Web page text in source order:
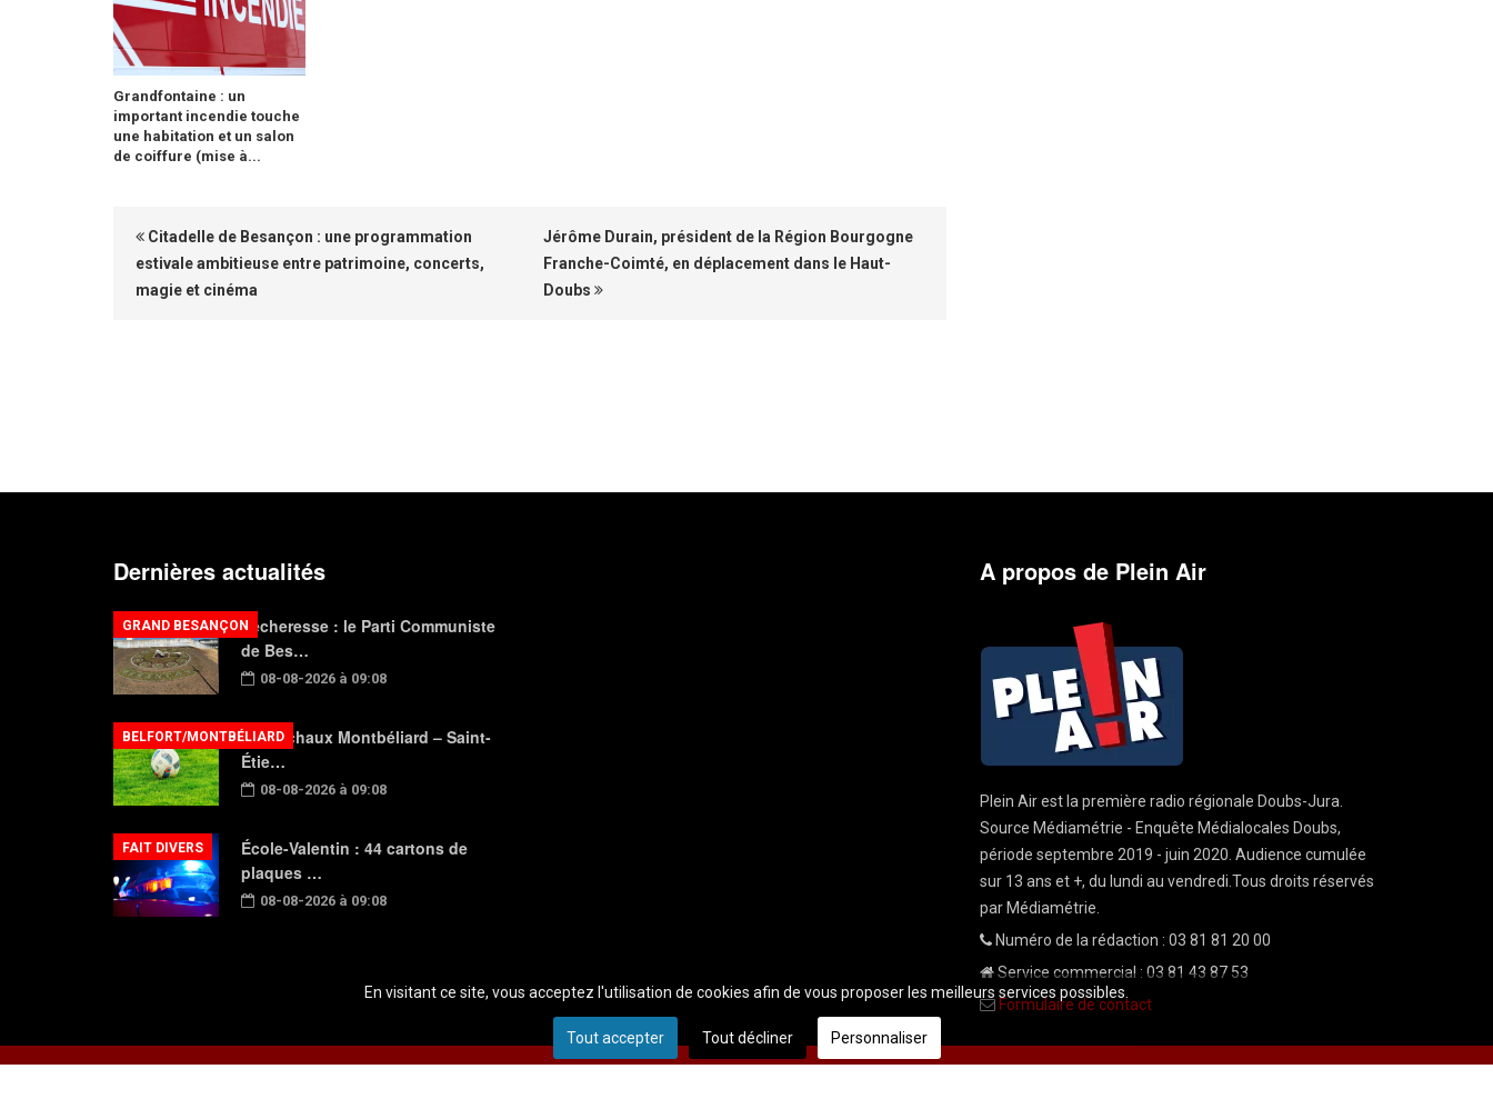
Grandfontaine : un
important incendie touche
une habitation et un salon
de coiffure (mise à...
Citadelle de Besançon : une programmation
estivale ambitieuse entre patrimoine, concerts,
magie et cinéma
Jérôme Durain, président de la Région Bourgogne
Franche-Coimté, en déplacement dans le Haut-
Doubs
Dernières actualités
Sécheresse : le Parti Communiste
de Bes…
08-08-2026 à 09:08
GRAND BESANÇON
FC Sochaux Montbéliard – Saint-
Étie…
08-08-2026 à 09:08
BELFORT/MONTBÉLIARD
École-Valentin : 44 cartons de
plaques …
08-08-2026 à 09:08
FAIT DIVERS
A propos de Plein Air
Plein Air est la première radio régionale Doubs-Jura.
Source Médiamétrie - Enquête Médialocales Doubs,
période septembre 2019 - juin 2020. Audience cumulée
sur 13 ans et +, du lundi au vendredi.Tous droits réservés
par Médiamétrie.
Numéro de la rédaction : 03 81 81 20 00
Service commercial : 03 81 43 87 53
Formulaire de contact
En visitant ce site, vous acceptez l'utilisation de cookies afin de vous proposer les meilleurs services possibles.
Tout accepter Tout décliner Personnaliser